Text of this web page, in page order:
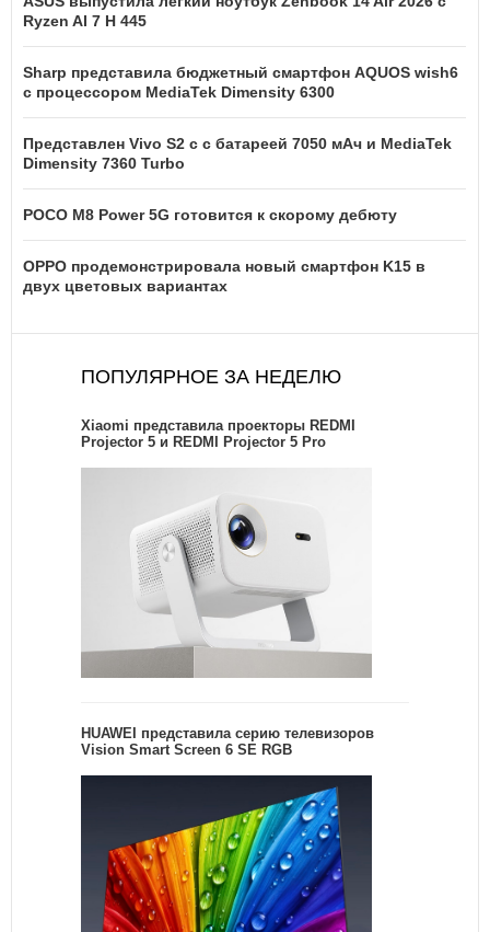
Ryzen AI 7 H 445
Sharp представила бюджетный смартфон AQUOS wish6
с процессором MediaTek Dimensity 6300
Представлен Vivo S2 с с батареей 7050 мАч и MediaTek
Dimensity 7360 Turbo
POCO M8 Power 5G готовится к скорому дебюту
OPPO продемонстрировала новый смартфон K15 в
двух цветовых вариантах
ПОПУЛЯРНОЕ ЗА НЕДЕЛЮ
Xiaomi представила проекторы REDMI
Projector 5 и REDMI Projector 5 Pro
HUAWEI представила серию телевизоров
Vision Smart Screen 6 SE RGB